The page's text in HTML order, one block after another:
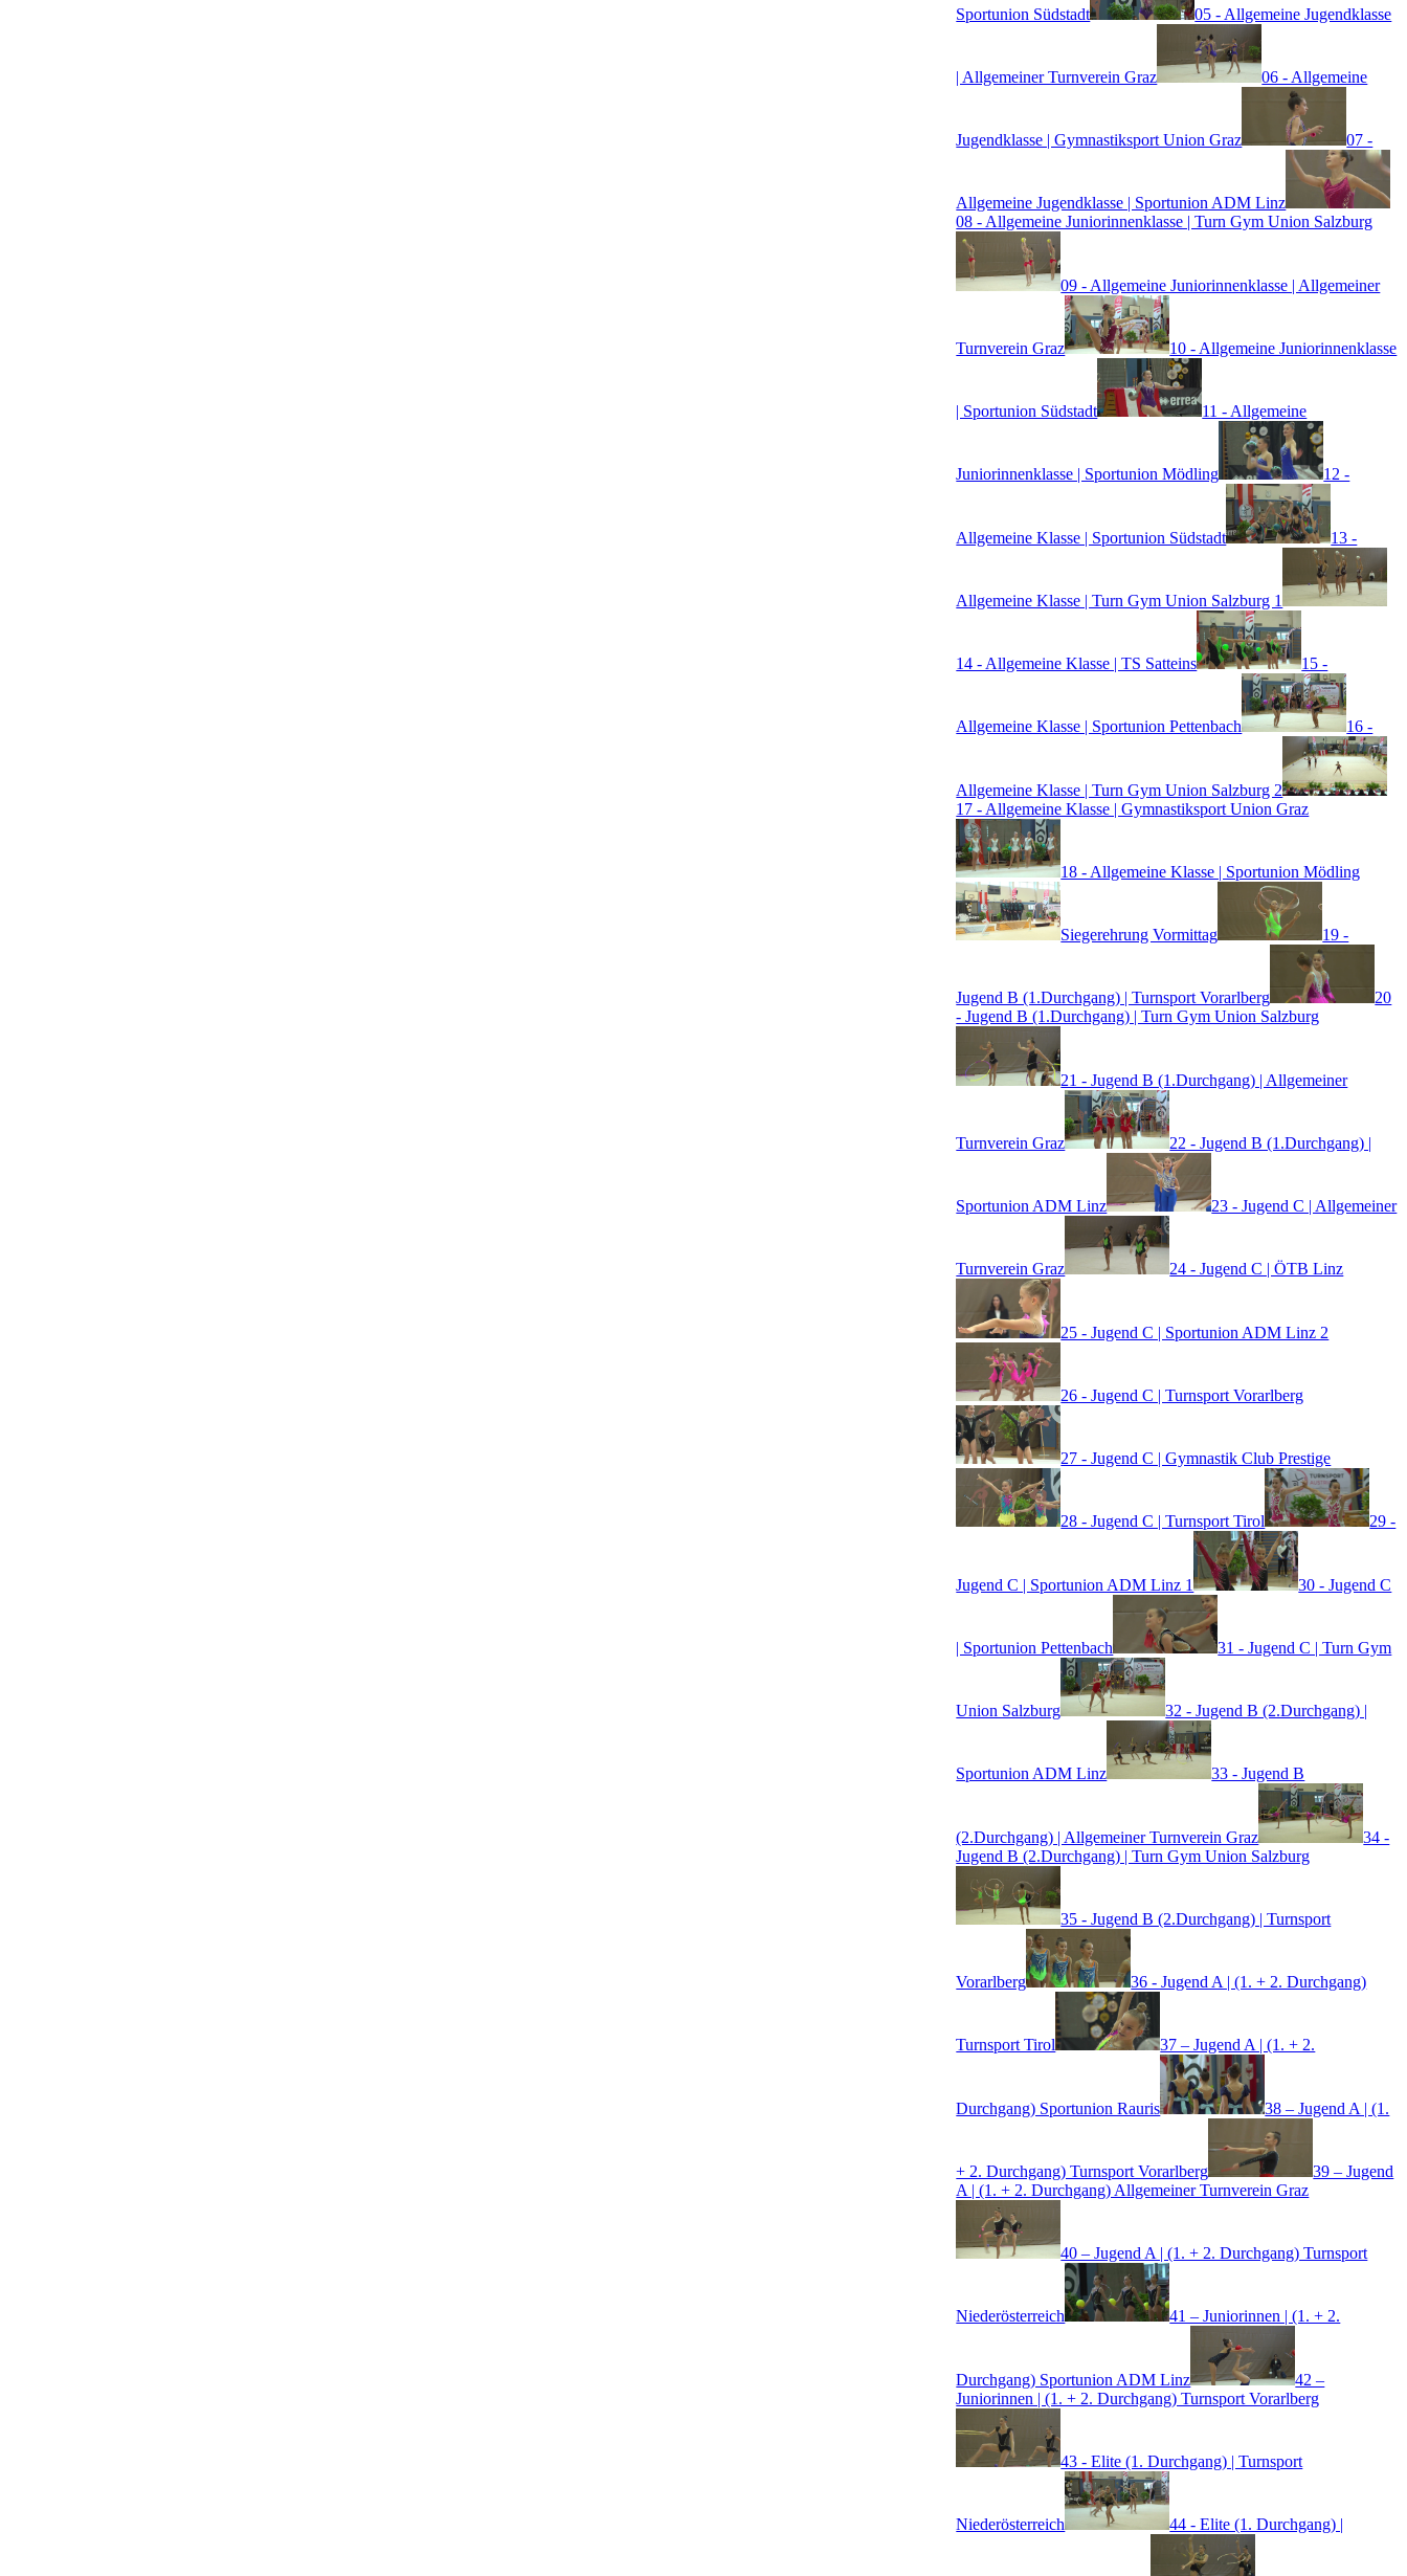
Sportunion Südstadt 05 - Allgemeine Jugendklasse
| Allgemeiner Turnverein Graz 06 - Allgemeine
Jugendklasse | Gymnastiksport Union Graz 07 -
Allgemeine Jugendklasse | Sportunion ADM Linz
08 - Allgemeine Juniorinnenklasse | Turn Gym Union Salzburg
09 - Allgemeine Juniorinnenklasse | Allgemeiner
Turnverein Graz 10 - Allgemeine Juniorinnenklasse
| Sportunion Südstadt 11 - Allgemeine
Juniorinnenklasse | Sportunion Mödling 12 -
Allgemeine Klasse | Sportunion Südstadt 13 -
Allgemeine Klasse | Turn Gym Union Salzburg 1
14 - Allgemeine Klasse | TS Satteins 15 -
Allgemeine Klasse | Sportunion Pettenbach 16 -
Allgemeine Klasse | Turn Gym Union Salzburg 2
17 - Allgemeine Klasse | Gymnastiksport Union Graz
18 - Allgemeine Klasse | Sportunion Mödling
Siegerehrung Vormittag 19 -
Jugend B (1.Durchgang) | Turnsport Vorarlberg
20
- Jugend B (1.Durchgang) | Turn Gym Union Salzburg
21 - Jugend B (1.Durchgang) | Allgemeiner
Turnverein Graz 22 - Jugend B (1.Durchgang) |
Sportunion ADM Linz 23 - Jugend C | Allgemeiner
Turnverein Graz 24 - Jugend C | ÖTB Linz
25 - Jugend C | Sportunion ADM Linz 2
26 - Jugend C | Turnsport Vorarlberg
27 - Jugend C | Gymnastik Club Prestige
28 - Jugend C | Turnsport Tirol 29 -
Jugend C | Sportunion ADM Linz 1 30 - Jugend C
| Sportunion Pettenbach 31 - Jugend C | Turn Gym
Union Salzburg 32 - Jugend B (2.Durchgang) |
Sportunion ADM Linz 33 - Jugend B
(2.Durchgang) | Allgemeiner Turnverein Graz
34 -
Jugend B (2.Durchgang) | Turn Gym Union Salzburg
35 - Jugend B (2.Durchgang) | Turnsport
Vorarlberg 36 - Jugend A | (1. + 2. Durchgang)
Turnsport Tirol 37 – Jugend A | (1. + 2.
Durchgang) Sportunion Rauris 38 – Jugend A | (1.
+ 2. Durchgang) Turnsport Vorarlberg
39 – Jugend
A | (1. + 2. Durchgang) Allgemeiner Turnverein Graz
40 – Jugend A | (1. + 2. Durchgang) Turnsport
Niederösterreich 41 – Juniorinnen | (1. + 2.
Durchgang) Sportunion ADM Linz
42 –
Juniorinnen | (1. + 2. Durchgang) Turnsport Vorarlberg
43 - Elite (1. Durchgang) | Turnsport
Niederösterreich 44 - Elite (1. Durchgang) |